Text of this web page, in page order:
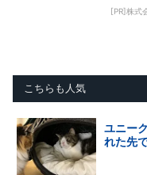
[PR]株式
こちらも人気
ユニー
れた先